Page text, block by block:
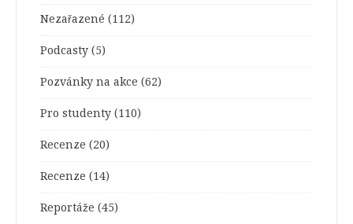
Nezařazené (112)
Podcasty (5)
Pozvánky na akce (62)
Pro studenty (110)
Recenze (20)
Recenze (14)
Reportáže (45)